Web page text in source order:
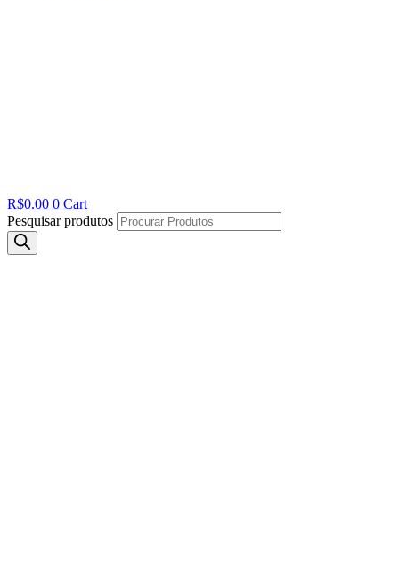
R$0.00 0 Cart
Pesquisar produtos